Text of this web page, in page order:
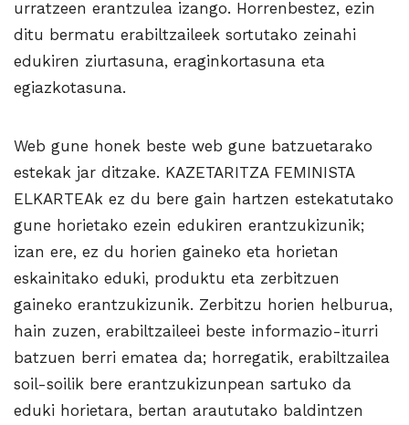
urratzeen erantzulea izango. Horrenbestez, ezin
ditu bermatu erabiltzaileek sortutako zeinahi
edukiren ziurtasuna, eraginkortasuna eta
egiazkotasuna.
Web gune honek beste web gune batzuetarako
estekak jar ditzake. KAZETARITZA FEMINISTA
ELKARTEAk ez du bere gain hartzen estekatutako
gune horietako ezein edukiren erantzukizunik;
izan ere, ez du horien gaineko eta horietan
eskainitako eduki, produktu eta zerbitzuen
gaineko erantzukizunik. Zerbitzu horien helburua,
hain zuzen, erabiltzaileei beste informazio-iturri
batzuen berri ematea da; horregatik, erabiltzailea
soil-soilik bere erantzukizunpean sartuko da
eduki horietara, bertan araututako baldintzen